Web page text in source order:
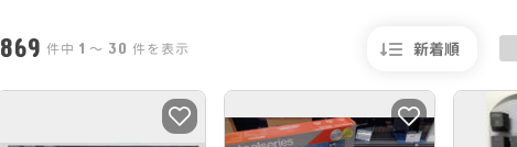
869 件中 1 〜 30 件を表示 新着順